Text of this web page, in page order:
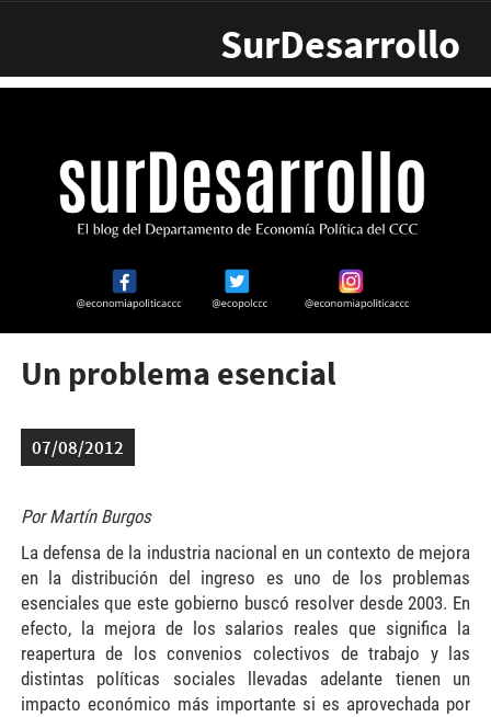
SurDesarrollo
Un problema esencial
07/08/2012
Por Martín Burgos
La defensa de la industria nacional en un contexto de mejora
en la distribución del ingreso es uno de los problemas
esenciales que este gobierno buscó resolver desde 2003. En
efecto, la mejora de los salarios reales que significa la
reapertura de los convenios colectivos de trabajo y las
distintas políticas sociales llevadas adelante tienen un
impacto económico más importante si es aprovechada por